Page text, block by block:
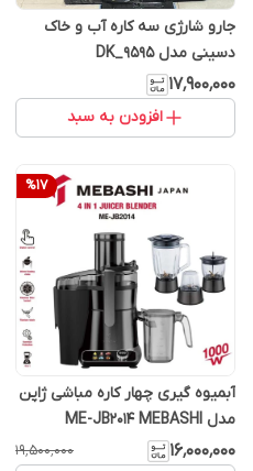
جارو شارژی سه کاره آب و خاک
دسینی مدل DK_9595
۱۷٬۹۰۰٬۰۰۰
افزودن به سبد
%17
آبمیوه گیری چهار کاره مباشی ژاپن
مدل ME-JB2014 MEBASHI
۱۶٬۰۰۰٬۰۰۰ ۱۹٬۵۰۰٬۰۰۰